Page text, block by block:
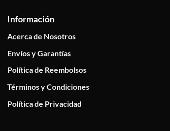
Información
Acerca de Nosotros
Envíos y Garantías
Política de Reembolsos
Términos y Condiciones
Política de Privacidad